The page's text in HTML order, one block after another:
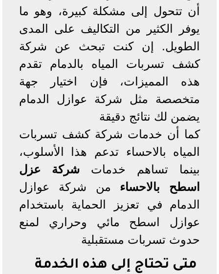
أن تتحول إلى مشكلة كبيرة، وهو ما
يوفر الكثير من التكاليف على المدى
الطويل. إن كنت تبحث عن شركة
كشف تسربات المياه بالدمام تقدم
هذه المميزات، فإن اختيار جهة
متخصصة مثل شركة عوازل الدمام
يضمن لك نتائج دقيقة
كما أن خدمات شركة كشف تسربات
المياه بالاحساء تدعم هذا الأسلوب،
بينما تساهم خدماتشركة عزل
اسطح بالاحساء من شركة عوازل
الدمام في تعزيز الحماية باستخدام
عوازل اسطح مائي وحراري لمنع
حدوث تسربات مستقبلية
متى تحتاج إلى هذه الخدمة